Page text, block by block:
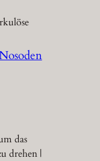
das
drehen |